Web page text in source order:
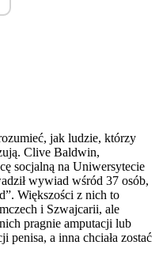
jak ludzie, którzy
Clive Baldwin,
socjalną na Uniwersytecie
wywiad wśród 37 osób,
Większości z nich to
i Szwajcarii, ale
pragnie amputacji lub
penisa, a inna chciała zostać